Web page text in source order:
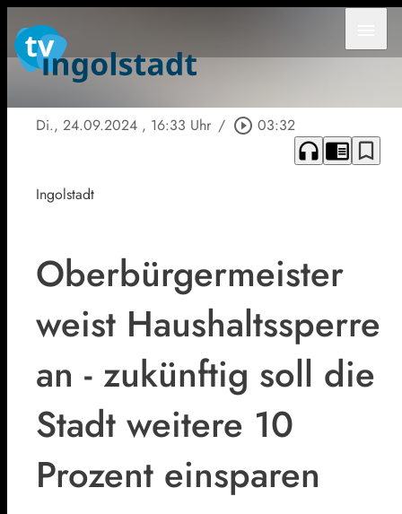
Di., 24.09.2024 , 16:33 Uhr / play_circle_outline 03:32
headphones chrome_reader_mode bookmark_border
Ingolstadt
Oberbürgermeister
weist Haushaltssperre
an - zukünftig soll die
Stadt weitere 10
Prozent einsparen